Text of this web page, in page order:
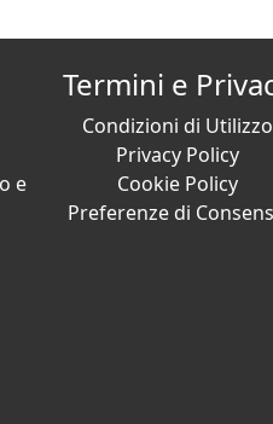
e
Termini e
Condizioni di Utilizzo
Privacy Policy
Cookie Policy
Preferenze di